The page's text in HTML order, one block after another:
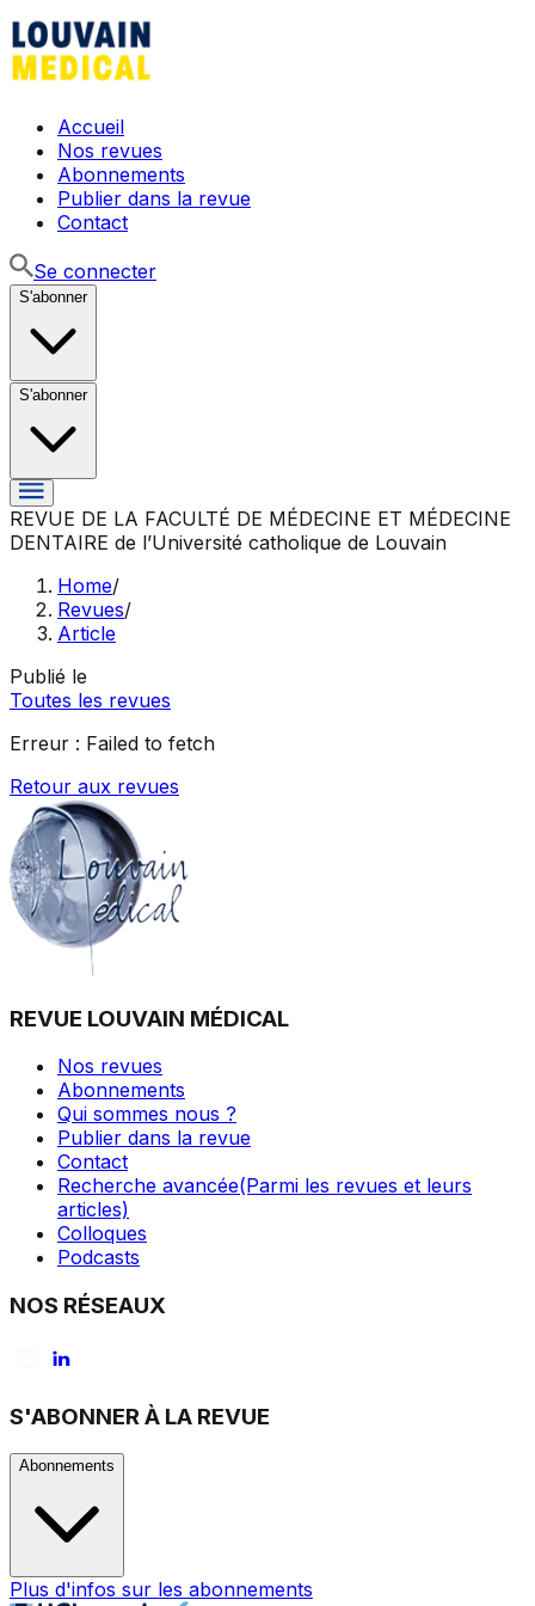
Accueil
Nos revues
Abonnements
Publier dans la revue
Contact
Se connecter
S'abonner
S'abonner
REVUE DE LA FACULTÉ DE MÉDECINE ET MÉDECINE
DENTAIRE de l’Université catholique de Louvain
Home/
Revues/
Article
Publié le
Toutes les revues
Erreur : Failed to fetch
Retour aux revues
REVUE LOUVAIN MÉDICAL
Nos revues
Abonnements
Qui sommes nous ?
Publier dans la revue
Contact
Recherche avancée(Parmi les revues et leurs
articles)
Colloques
Podcasts
NOS RÉSEAUX
S'ABONNER À LA REVUE
Abonnements
Plus d'infos sur les abonnements